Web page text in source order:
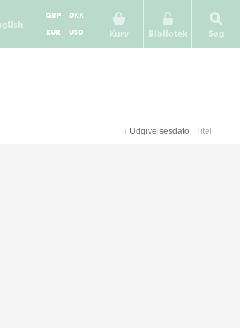
Kurv
GBP
DKK
EUR
USD Bibliotek Søg
↓ Udgivelsesdato Titel